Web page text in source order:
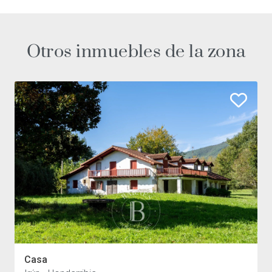
Otros inmuebles de la zona
Casa